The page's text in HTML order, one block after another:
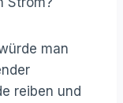
man
reiben und